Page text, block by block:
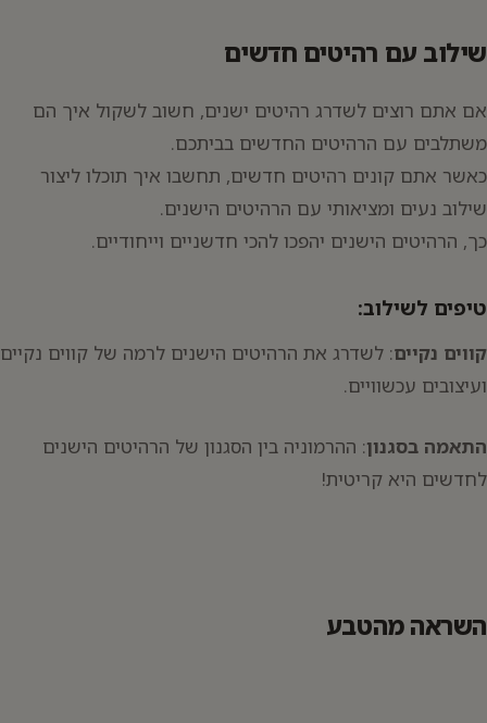
שילוב עם רהיטים חדשים
אם אתם רוצים לשדרג רהיטים ישנים, חשוב לשקול איך הם
משתלבים עם הרהיטים החדשים בביתכם.
כאשר אתם קונים רהיטים חדשים, תחשבו איך תוכלו ליצור
שילוב נעים ומציאותי עם הרהיטים הישנים.
כך, הרהיטים הישנים יהפכו להכי חדשניים וייחודיים.
טיפים לשילוב:
קווים נקיים: לשדרג את הרהיטים הישנים לרמה של קווים נקיים
ועיצובים עכשוויים.
התאמה בסגנון: ההרמוניה בין הסגנון של הרהיטים הישנים
לחדשים היא קריטית!
השראה מהטבע